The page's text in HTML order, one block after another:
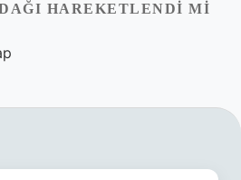
HAREKETLENDI MI